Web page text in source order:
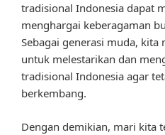
tradisional Indonesia dapat
menghargai keberagaman
Sebagai generasi muda,
untuk melestarikan dan
tradisional Indonesia agar
berkembang.
Dengan demikian, mari kita